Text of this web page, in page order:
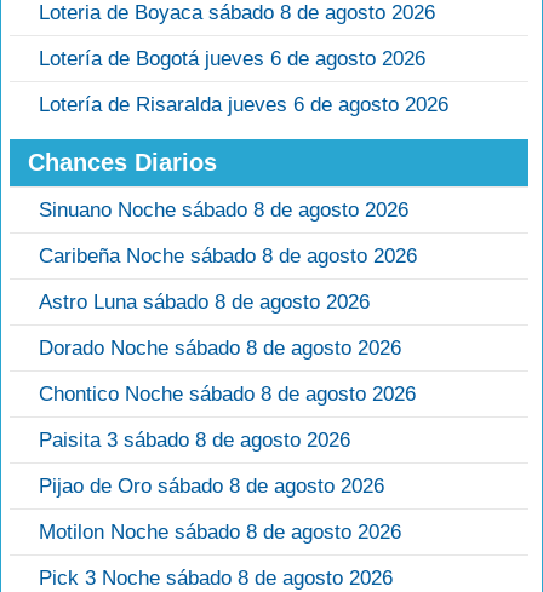
Loteria de Boyaca sábado 8 de agosto 2026
Lotería de Bogotá jueves 6 de agosto 2026
Lotería de Risaralda jueves 6 de agosto 2026
Chances Diarios
Sinuano Noche sábado 8 de agosto 2026
Caribeña Noche sábado 8 de agosto 2026
Astro Luna sábado 8 de agosto 2026
Dorado Noche sábado 8 de agosto 2026
Chontico Noche sábado 8 de agosto 2026
Paisita 3 sábado 8 de agosto 2026
Pijao de Oro sábado 8 de agosto 2026
Motilon Noche sábado 8 de agosto 2026
Pick 3 Noche sábado 8 de agosto 2026